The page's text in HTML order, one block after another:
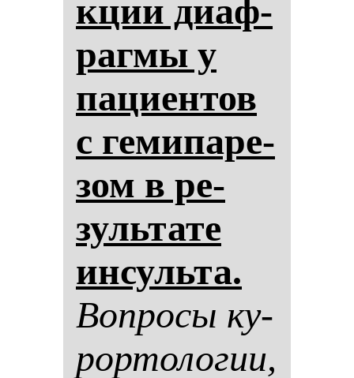
кции ди­аф­
раг­мы у
па­ци­ен­тов
с ге­ми­па­ре­
зом в ре­
зуль­та­те
ин­суль­та.
Воп­ро­сы ку­
рор­то­ло­гии,